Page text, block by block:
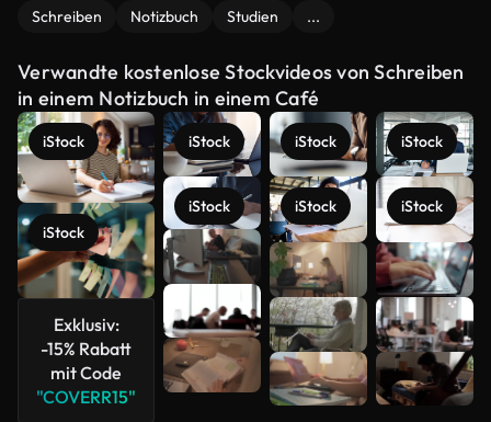
Schreiben Notizbuch Studien ...
Verwandte kostenlose Stockvideos von Schreiben
in einem Notizbuch in einem Café
iStock
iStock
Exklusiv:
-15% Rabatt
mit Code
"COVERR15"
iStock
iStock
iStock
iStock
iStock
iStock
Mehr
anzeigen